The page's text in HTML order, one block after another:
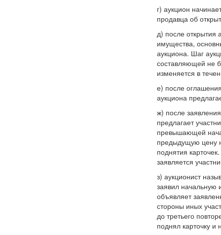
г) аукцион
продавца об
д) после открытия
имущества,
аукциона. Шаг
составляющей не
изменяется в
е) после
аукциона
ж) после
предлагает
превышающей
предыдущую цену
поднятия
заявляется
з) аукционист
заявил начальную
объявляет
стороны иных
до третьего
поднял карточку